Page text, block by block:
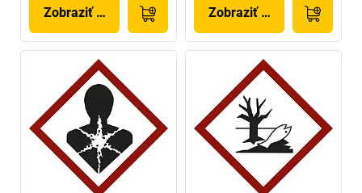
Zobraziť produkt Zobraziť produkt